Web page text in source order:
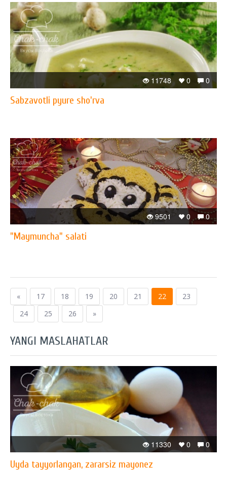
0
0
11748
Sabzavotli pyure sho'rva
0
0
9501
"Maymuncha" salati
« 17 18 19 20 21 22
23
24
25 26 »
YANGI MASLAHATLAR
0
0
11330
Uyda tayyorlangan, zararsiz mayonez